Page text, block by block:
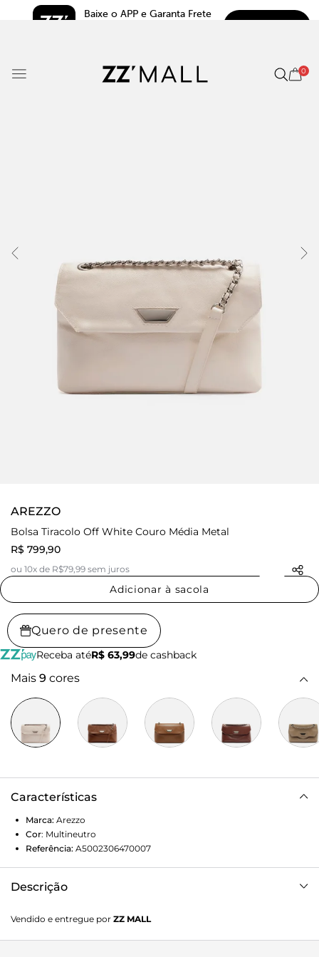
Baixe o APP e Garanta Frete
0
AREZZO
Bolsa Tiracolo Off White Couro Média Metal
R$ 799,90
ou 10x de R$79,99 sem juros
Adicionar à sacola
Quero de presente
Receba atéR$ 63,99de cashback
Mais 9 cores
Características
Marca: Arezzo
Cor: Multineutro
Referência: A5002306470007
Descrição
formato estruturado. Traz alça lateral em corrente metálica
com tira de couro transpassada. Possui fecho em tampo
Vendido e entregue por ZZ MALL